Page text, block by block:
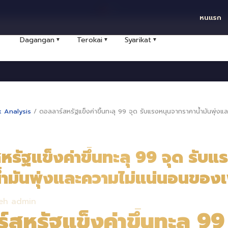
หนแรก
Dagangan ▼ Terokai ▼ Syarikat ▼
Analysis / ดอลลาร์สหรัฐแข็งค่าขึ้นทะลุ 99 จุด รับแรงหนุนจากราคาน้ำมันพุ่งแ
รัฐแข็งค่าขึ้นทะลุ 99 จุด รับแ
ำมันพุ่งและความไม่แน่นอนของ
admin
สหรัฐแข็งค่าขึ้นทะลุ